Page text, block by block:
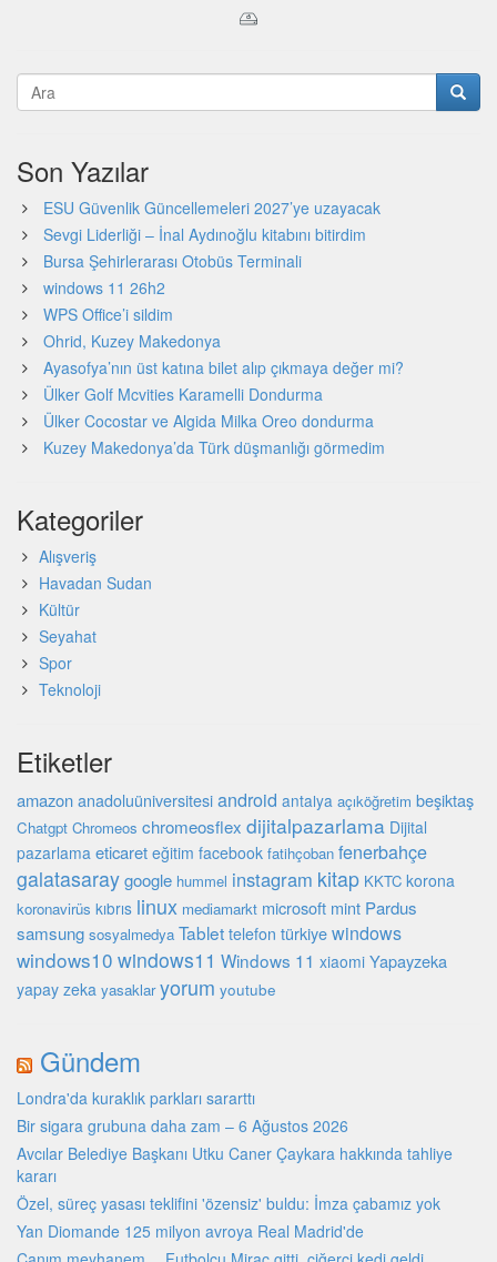
Son Yazılar
ESU Güvenlik Güncellemeleri 2027’ye uzayacak
Sevgi Liderliği – İnal Aydınoğlu kitabını bitirdim
Bursa Şehirlerarası Otobüs Terminali
windows 11 26h2
WPS Office’i sildim
Ohrid, Kuzey Makedonya
Ayasofya’nın üst katına bilet alıp çıkmaya değer mi?
Ülker Golf Mcvities Karamelli Dondurma
Ülker Cocostar ve Algida Milka Oreo dondurma
Kuzey Makedonya’da Türk düşmanlığı görmedim
Kategoriler
Alışveriş
Havadan Sudan
Kültür
Seyahat
Spor
Teknoloji
Etiketler
amazon anadoluüniversitesi android antalya açıköğretim beşiktaş
Chatgpt Chromeos chromeosflex dijitalpazarlama Dijital
pazarlama eticaret eğitim facebook fatihçoban fenerbahçe
galatasaraygoogle hummel instagram kitap KKTC korona
koronavirüs kıbrıs linux mediamarkt microsoft mint Pardus
samsung sosyalmedya Tablet telefon türkiyewindows
windows10 windows11 Windows 11 xiaomi Yapayzeka
yapay zeka yasaklar yorum youtube
Gündem
Londra'da kuraklık parkları sararttı
Bir sigara grubuna daha zam – 6 Ağustos 2026
Avcılar Belediye Başkanı Utku Caner Çaykara hakkında tahliye
kararı
Özel, süreç yasası teklifini 'özensiz' buldu: İmza çabamız yok
Yan Diomande 125 milyon avroya Real Madrid'de